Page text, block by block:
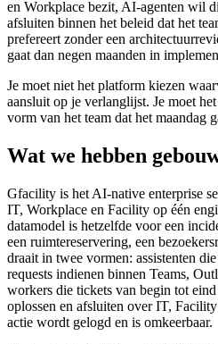
en Workplace bezit, AI-agenten wil
afsluiten binnen het beleid dat het
prefereert zonder een
gaat dan negen maanden in
Je moet niet het platform kiezen
aansluit op je verlanglijst. Je moet
vorm van het team dat het maandag
Wat we hebben
Gfacility is het AI-native enterprise
IT, Workplace en Facility op één
datamodel is hetzelfde voor een
een ruimtereservering, een
draait in twee vormen: assistenten
requests indienen binnen Teams,
workers die tickets van begin tot
oplossen en afsluiten over IT,
actie wordt gelogd en is omkeerbaar.